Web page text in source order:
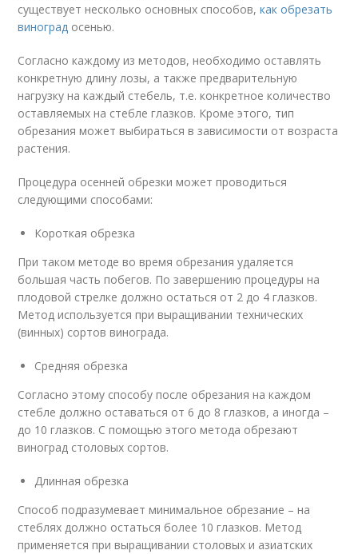
существует несколько основных способов,как обрезать
виноград осенью.
Согласно каждому из методов, необходимо оставлять
конкретную длину лозы, а также предварительную
нагрузку на каждый стебель, т.е. конкретное количество
оставляемых на стебле глазков. Кроме этого, тип
обрезания может выбираться в зависимости от возраста
растения.
Процедура осенней обрезки может проводиться
следующими способами:
Короткая обрезка
При таком методе во время обрезания удаляется
большая часть побегов. По завершению процедуры на
плодовой стрелке должно остаться от 2 до 4 глазков.
Метод используется при выращивании технических
(винных) сортов винограда.
Средняя обрезка
Согласно этому способу после обрезания на каждом
стебле должно оставаться от 6 до 8 глазков, а иногда –
до 10 глазков. С помощью этого метода обрезают
виноград столовых сортов.
Длинная обрезка
Способ подразумевает минимальное обрезание – на
стеблях должно остаться более 10 глазков. Метод
применяется при выращивании столовых и азиатских